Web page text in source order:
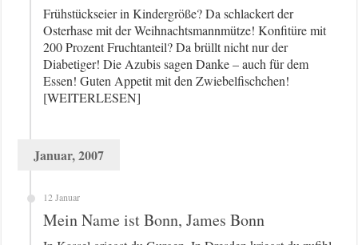
Frühstückseier in Kindergröße? Da schlackert der
Osterhase mit der Weihnachtsmannmütze! Konfitüre mit
200 Prozent Fruchtanteil? Da brüllt nicht nur der
Diabetiger! Die Azubis sagen Danke – auch für dem
Essen! Guten Appetit mit den Zwiebelfischchen!
[WEITERLESEN]
Januar, 2007
12 Januar
Mein Name ist Bonn, James Bonn